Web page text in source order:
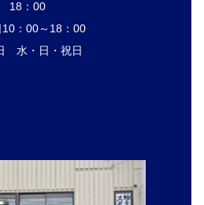
18：00
10：00～18：00
水・日・祝日